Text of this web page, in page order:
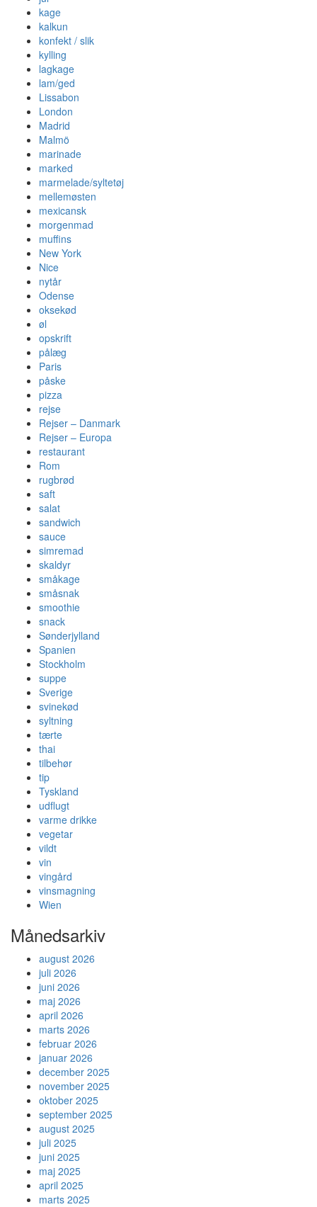
kage
kalkun
konfekt / slik
kylling
lagkage
lam/ged
Lissabon
London
Madrid
Malmö
marinade
marked
marmelade/syltetøj
mellemøsten
mexicansk
morgenmad
muffins
New York
Nice
nytår
Odense
oksekød
øl
opskrift
pålæg
Paris
påske
pizza
rejse
Rejser – Danmark
Rejser – Europa
restaurant
Rom
rugbrød
saft
salat
sandwich
sauce
simremad
skaldyr
småkage
småsnak
smoothie
snack
Sønderjylland
Spanien
Stockholm
suppe
Sverige
svinekød
syltning
tærte
thai
tilbehør
tip
Tyskland
udflugt
varme drikke
vegetar
vildt
vin
vingård
vinsmagning
Wien
Månedsarkiv
august 2026
juli 2026
juni 2026
maj 2026
april 2026
marts 2026
februar 2026
januar 2026
december 2025
november 2025
oktober 2025
september 2025
august 2025
juli 2025
juni 2025
maj 2025
april 2025
marts 2025